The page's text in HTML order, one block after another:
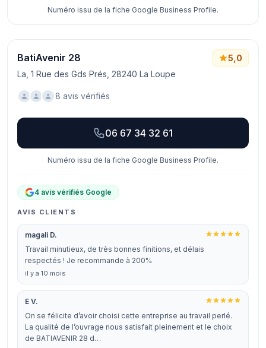
Numéro issu de la fiche Google Business Profile.
BatiAvenir 28
La, 1 Rue des Gds Prés, 28240 La Loupe
5,0
8 avis vérifiés
06 67 34 32 61
Numéro issu de la fiche Google Business Profile.
4 avis vérifiés Google
AVIS CLIENTS
magali D.
Travail minutieux, de très bonnes finitions, et délais
respectés ! Je recommande à 200%
il y a 10 mois
E V.
On se félicite d’avoir choisi cette entreprise au travail perlé.
La qualité de l’ouvrage nous satisfait pleinement et le choix
de BATIAVENIR 28 d…